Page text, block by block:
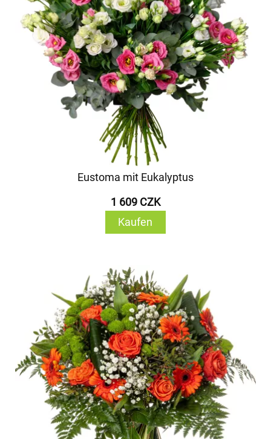
Eustoma mit Eukalyptus
1 609 CZK
Kaufen